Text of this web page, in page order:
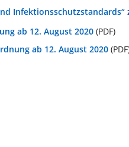
Infektionsschutzstandards“
ab 12. August 2020 (PDF)
ab 12. August 2020